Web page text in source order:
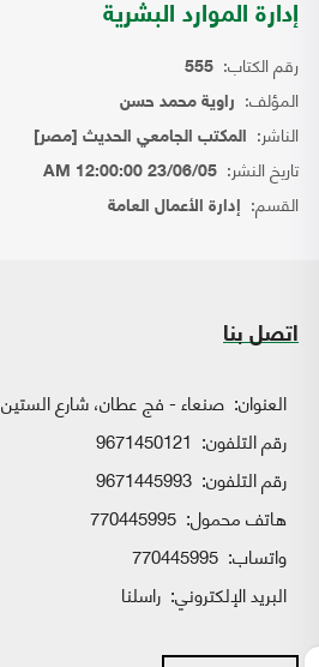
إدارة الموارد البشرية
رقم الكتاب: 555
المؤلف: راوية محمد حسن
الناشر: المكتب الجامعي الحديث [مصر]
تاريخ النشر: 23/06/05 12:00:00 AM
القسم: إدارة الأعمال العامة
اتصل بنا
العنوان: صنعاء - فج عطان، شارع الستين
رقم التلفون: 9671450121
رقم التلفون: 9671445993
هاتف محمول: 770445995
واتساب:
البريد الإلكتروني: راسلنا